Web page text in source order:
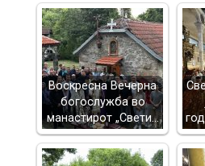
Воскресна Вечерна
богослужба во
манастирот „Свети…